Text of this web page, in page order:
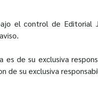
el control de Editorial
de su exclusiva
de su exclusiva